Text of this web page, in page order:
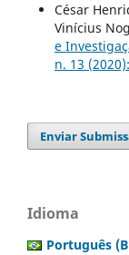
César
Vinícius
e
n. 13
Enviar
Idioma
Português